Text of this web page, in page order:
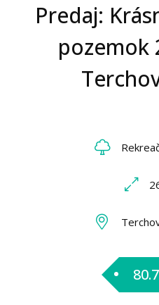
Predaj:
pozemok